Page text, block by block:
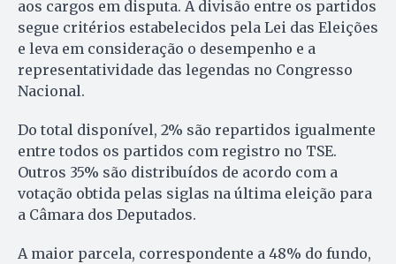
aos cargos em disputa. A divisão entre os partidos
segue critérios estabelecidos pela Lei das Eleições
e leva em consideração o desempenho e a
representatividade das legendas no Congresso
Nacional.
Do total disponível, 2% são repartidos igualmente
entre todos os partidos com registro no TSE.
Outros 35% são distribuídos de acordo com a
votação obtida pelas siglas na última eleição para
a Câmara dos Deputados.
A maior parcela, correspondente a 48% do fundo,